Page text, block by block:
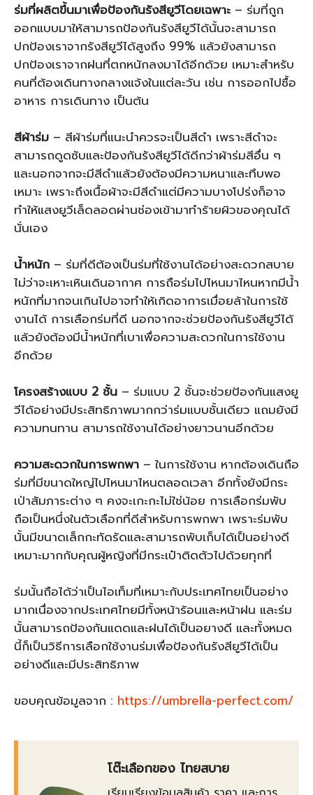
ร่มที่ผลิตขึ้นมาเพื่อป้องกันรังสียูวีโดยเฉพาะ – ร่มที่ถูก
ออกแบบมาให้สามารถป้องกันรังสียูวีได้นั้นจะสามารถ
ปกป้องเราจากรังสียูวีได้สูงถึง 99% แล้วยังสามารถ
ปกป้องเราจากฝนที่ตกหนักลงมาได้อีกด้วย เหมาะสำหรับ
คนที่ต้องเดินทางกลางแจ้งในแต่ละวัน เช่น การออกไปซื้อ
อาหาร การเดินทาง เป็นต้น
สีผ้าร่ม – สีผ้าร่มที่แนะนำควรจะเป็นสีดำ เพราะสีดำจะ
สามารถดูดซับและป้องกันรังสียูวีได้ดีกว่าผ้าร่มสีอื่น ๆ
และนอกจากจะมีสีดำแล้วยังต้องมีความหนาและทึบพอ
เหมาะ เพราะถึงเนื้อผ้าจะมีสีดำแต่มีความบางโปร่งก็อาจ
ทำให้แสงยูวีเล็ดลอดผ่านช่องเข้ามาทำร้ายผิวของคุณได้
นั่นเอง
น้ำหนัก – ร่มที่ดีต้องเป็นร่มที่ใช้งานได้อย่างสะดวกสบาย
ไม่ว่าจะเหาะเหินเดินอากาศ การถือร่มไปไหนมาไหนหากมีน้ำ
หนักที่มากจนเกินไปอาจทำให้เกิดอาการเมื่อยล้าในการใช้
งานได้ การเลือกร่มที่ดี นอกจากจะช่วยป้องกันรังสียูวีได้
แล้วยังต้องมีน้ำหนักที่เบาเพื่อความสะดวกในการใช้งาน
อีกด้วย
โครงสร้างแบบ 2 ชั้น – ร่มแบบ 2 ชั้นจะช่วยป้องกันแสงยู
วีได้อย่างมีประสิทธิภาพมากกว่าร่มแบบชั้นเดียว แถมยังมี
ความทนทาน สามารถใช้งานได้อย่างยาวนานอีกด้วย
ความสะดวกในการพกพา – ในการใช้งาน หากต้องเดินถือ
ร่มที่มีขนาดใหญ่ไปไหนมาไหนตลอดเวลา อีกทั้งยังมีกระ
เป่าสัมภาระต่าง ๆ คงจะเกะกะไม่ใช่น้อย การเลือกร่มพับ
ถือเป็นหนึ่งในตัวเลือกที่ดีสำหรับการพกพา เพราะร่มพับ
นั้นมีขนาดเล็กกะทัดรัดและสามารถพับเก็บได้เป็นอย่างดี
เหมาะมากกับคุณผู้หญิงที่มีกระเป๋าติดตัวไปด้วยทุกที่
ร่มนั้นถือได้ว่าเป็นไอเท็มที่เหมาะกับประเทศไทยเป็นอย่าง
มากเนื่องจากประเทศไทยมีทั้งหน้าร้อนและหน้าฝน และร่ม
นั้นสามารถป้องกันแดดและฝนได้เป็นอยางดี และทั้งหมด
นี้ก็เป็นวิธีการเลือกใช้งานร่มเพื่อป้องกันรังสียูวีได้เป็น
อย่างดีและมีประสิทธิภาพ
ขอบคุณข้อมูลจาก : https://umbrella-perfect.com/
โต๊ะเลือกของ ไทยสบาย